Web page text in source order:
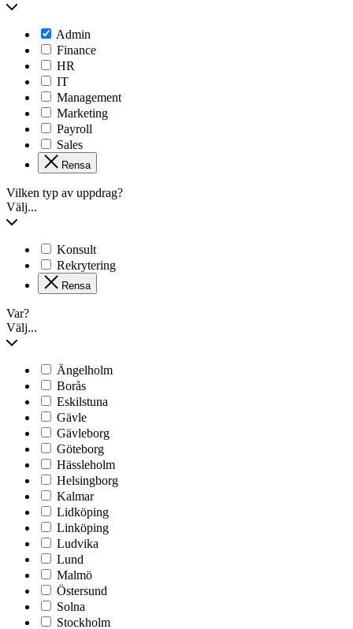
Admin
Finance
HR
IT
Management
Marketing
Payroll
Sales
Rensa
Vilken typ av uppdrag?
Välj...
Konsult
Rekrytering
Rensa
Var?
Välj...
Ängelholm
Borås
Eskilstuna
Gävle
Gävleborg
Göteborg
Hässleholm
Helsingborg
Kalmar
Lidköping
Linköping
Ludvika
Lund
Malmö
Östersund
Solna
Stockholm